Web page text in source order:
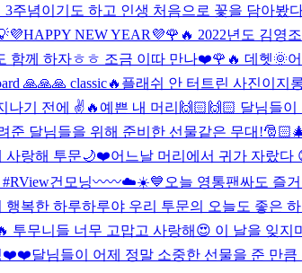
3주념이기도 하고 인생 처음으로 꽃을 담아봤
💜HAPPY NEW YEAR💜🌹🔥 2022년도 김영
함께 하자ㅎㅎ 조금 이따 만나❤️🌹🔥 데헷🌞
🙏🙏🙏 classic🔥 플래쉬 안 터트린 사진이지
나기 전에 ✌️🔥 예쁜 내 머리🙌🏻🙌🏻 달님들
준 달님들을 위해 준비한 선물같은 무대
사랑해 투문🌙❤️어느날 머리에서 귀가 자랐다
건모닝〰〰☁️☀️💙 오늘 영통팬싸도 즐
복한 하루하루야 우리 투문의 오늘도 좋은
투무니들 너무 고맙고 사랑해😍 이 날을 잊지
❤️❤️달님들이 어제 정말 소중한 선물을 준 만